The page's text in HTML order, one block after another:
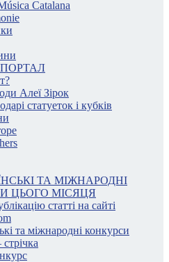
Catalana
Алеї Зірок
статуеток і кубків
ТА МІЖНАРОДНІ
ЦЬОГО МІСЯЦЯ
статті на сайті
та міжнародні конкурси